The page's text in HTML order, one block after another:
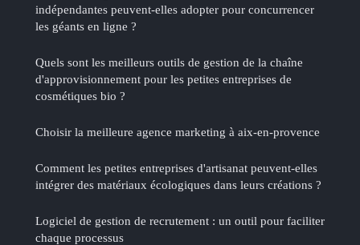
indépendantes peuvent-elles adopter pour concurrencer
les géants en ligne ?
Quels sont les meilleurs outils de gestion de la chaîne
d'approvisionnement pour les petites entreprises de
cosmétiques bio ?
Choisir la meilleure agence marketing à aix-en-provence
Comment les petites entreprises d'artisanat peuvent-elles
intégrer des matériaux écologiques dans leurs créations ?
Logiciel de gestion de recrutement : un outil pour faciliter
chaque processus